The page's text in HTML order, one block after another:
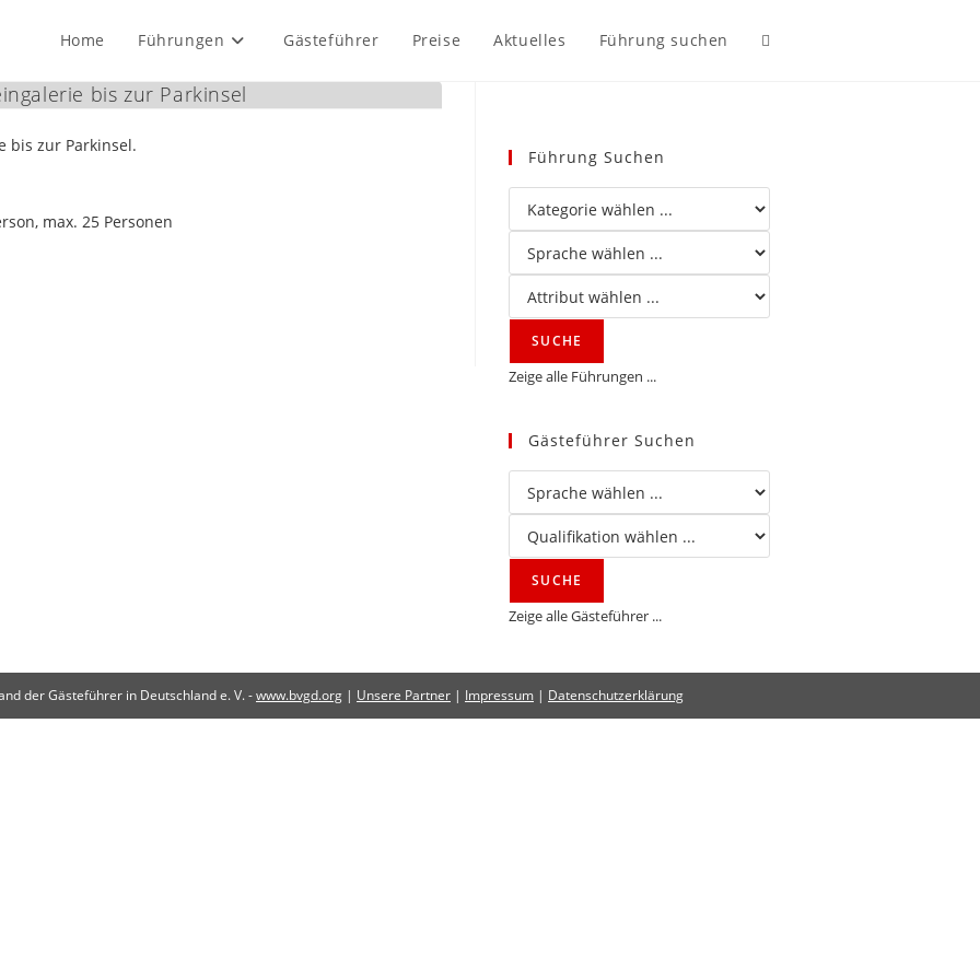
Home Führungen Gästeführer Preise Aktuelles Führung suchen Website-
umschalten
bis zur Parkinsel
bis zur Parkinsel.
max. 25 Personen
Führung Suchen
Zeige alle Führungen ...
Gästeführer Suchen
Zeige alle Gästeführer ...
der Gästeführer in Deutschland e. V. -www.bvgd.org | Unsere Partner | Impressum | Datenschutzerklärung